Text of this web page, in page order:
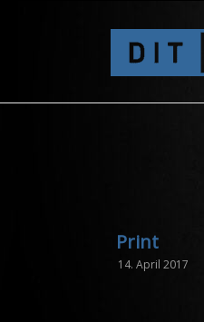
Print
14. April 2017